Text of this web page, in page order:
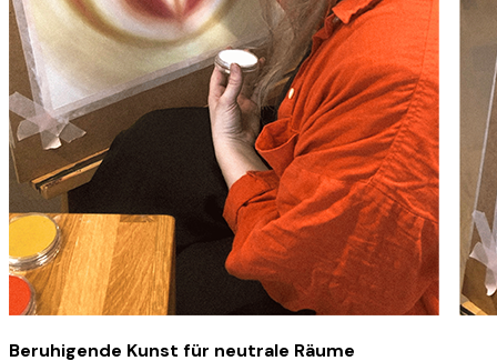
Beruhigende Kunst für neutrale Räume